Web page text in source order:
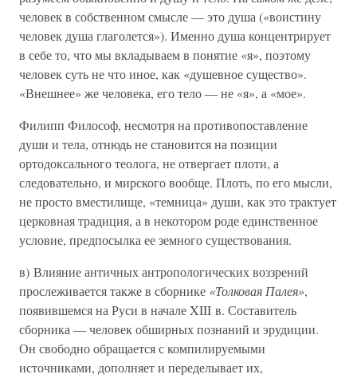
человек в собственном смысле — это душа («воистину
человек душа глаголется»). Именно душа концентрирует
в себе то, что мы вкладываем в понятие «я», поэтому
человек суть не что иное, как «душевное существо».
«Внешнее» же человека, его тело — не «я», а «мое».
Филипп Философ, несмотря на противопоставление
души и тела, отнюдь не становится на позиции
ортодоксального теолога, не отвергает плоти, а
следовательно, и мирского вообще. Плоть, по его мысли,
не просто вместилище, «темница» души, как это трактует
церковная традиция, а в некотором роде единственное
условие, предпосылка ее земного существования.
в) Влияние античных антропологических воззрений
прослеживается также в сборнике «Толковая Палея»,
появившемся на Руси в начале XIII в. Составитель
сборника — человек обширных познаний и эрудиции.
Он свободно обращается с компилируемыми
источниками, дополняет и переделывает их,